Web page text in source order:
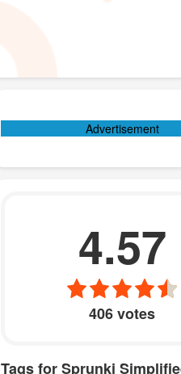
Advertisement
4.57
406 votes
Tags for Sprunki